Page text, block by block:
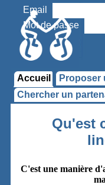
Email
Mot de passe
Accueil
Proposer
Chercher un
Qu'est
C'est une manière